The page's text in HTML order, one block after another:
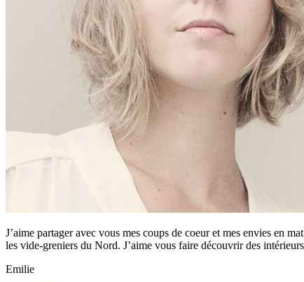
J’aime partager avec vous mes coups de coeur et mes envies en
les vide-greniers du Nord. J’aime vous faire découvrir des
Emilie